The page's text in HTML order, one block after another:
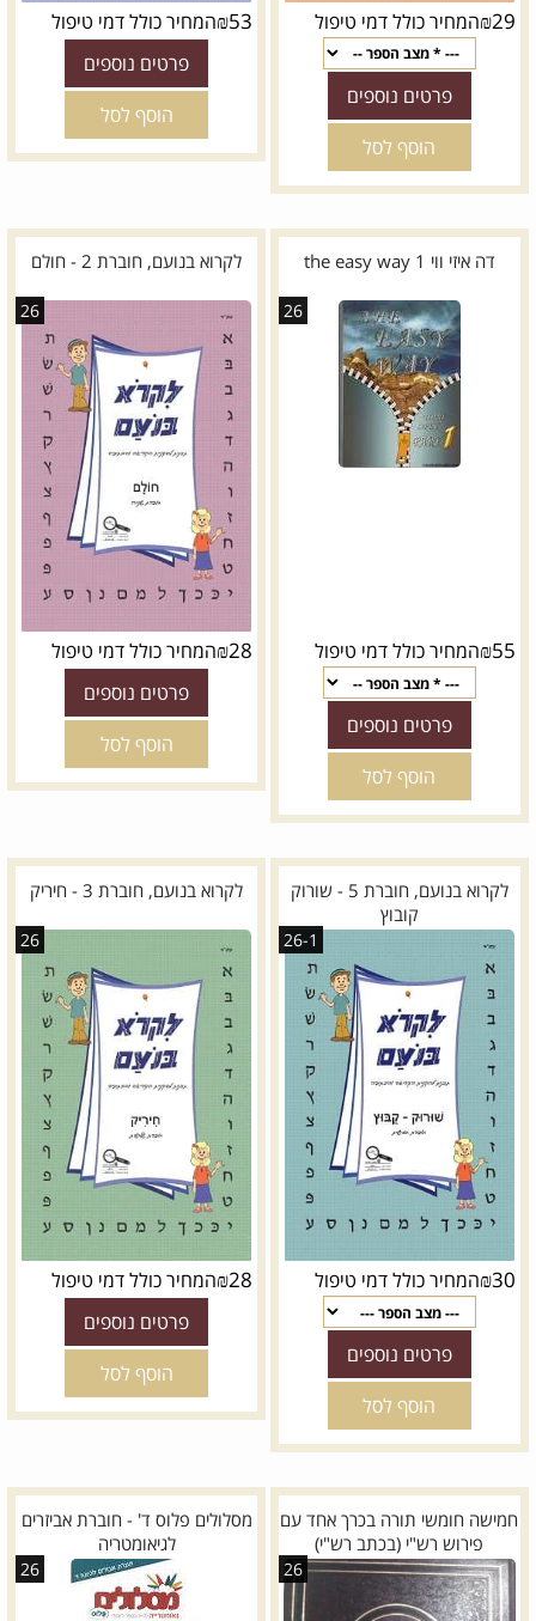
₪29 המחיר כולל דמי טיפול
פרטים נוספים
הוסף לסל
₪53 המחיר כולל דמי טיפול
פרטים נוספים
הוסף לסל
דה איזי ווי the easy way 1
26
₪55 המחיר כולל דמי טיפול
פרטים נוספים
הוסף לסל
לקרוא בנועם, חוברת 2 - חולם
26
₪28 המחיר כולל דמי טיפול
פרטים נוספים
הוסף לסל
לקרוא בנועם, חוברת 5 - שורוק
קובוץ
26-1
₪30 המחיר כולל דמי טיפול
פרטים נוספים
הוסף לסל
לקרוא בנועם, חוברת 3 - חיריק
26
₪28 המחיר כולל דמי טיפול
פרטים נוספים
הוסף לסל
חמישה חומשי תורה בכרך אחד עם
פירוש רש"י (בכתב רש"י)
26
מסלולים פלוס ד' - חוברת אביזרים
לגיאומטריה
26